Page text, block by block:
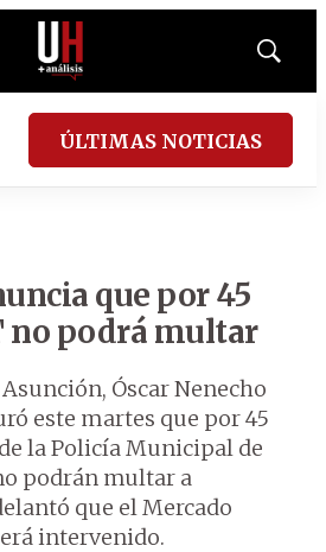
Mostrar
ÚLTIMAS NOTICIAS
que por 45
no podrá multar
Óscar Nenecho
este martes que por 45
la Policía Municipal de
podrán multar a
que el Mercado
intervenido.